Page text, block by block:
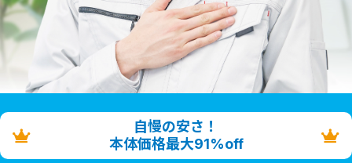
自慢の安さ！
本体価格最大91%off